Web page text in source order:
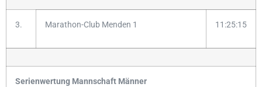
3. Marathon-Club Menden 1 11:25:15
Serienwertung Mannschaft Männer